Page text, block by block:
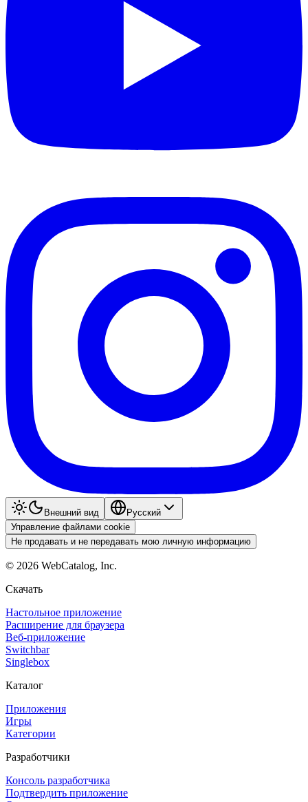
Внешний вид
Pyccкий
Управление файлами cookie
Не продавать и не передавать мою личную информацию
© 2026 WebCatalog, Inc.
Скачать
Настольное приложение
Расширение для браузера
Веб-приложение
Switchbar
Singlebox
Каталог
Приложения
Игры
Категории
Разработчики
Консоль разработчика
Подтвердить приложение